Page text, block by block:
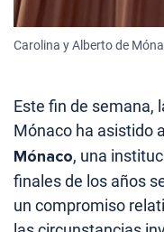
Carolina y Alberto de
Este fin de semana,
Mónaco ha asistido
Mónaco, una
finales de los años
un compromiso